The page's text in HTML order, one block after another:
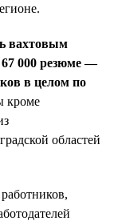
вахтовым
67 000 резюме —
в целом по
кроме
областей